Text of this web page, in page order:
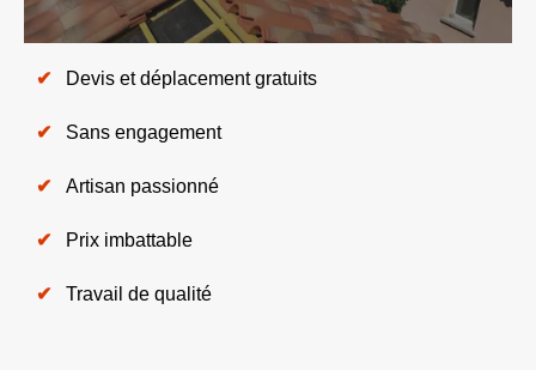
Devis et déplacement gratuits
Sans engagement
Artisan passionné
Prix imbattable
Travail de qualité